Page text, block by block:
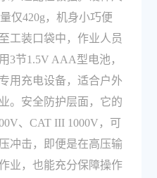
仅420g，机身小巧便
工装口袋中，作业人员
3节1.5V AAA型电池，
用充电设备，适合户外
。安全防护层面，它的
、CAT III 1000V，可
冲击，即便是在高压输
业，也能充分保障操作